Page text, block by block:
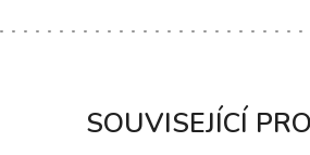
SOUVISEJÍCÍ